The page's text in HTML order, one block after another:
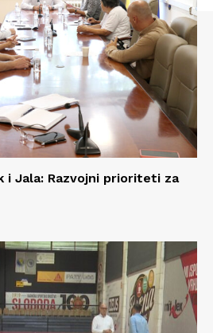
i Jala: Razvojni prioriteti za